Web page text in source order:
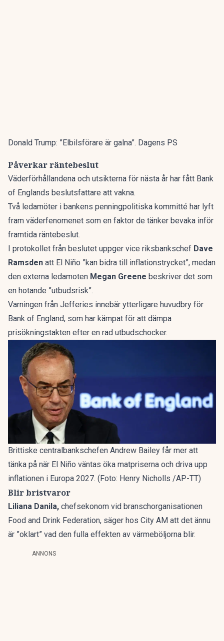
Donald Trump: ”Elbilsförare är galna”. Dagens PS
Påverkar räntebeslut
Väderförhållandena och utsikterna för nästa år har fått Bank
of Englands beslutsfattare att vakna.
Två ledamöter i bankens penningpolitiska kommitté har lyft
fram väderfenomenet som en faktor de tänker bevaka inför
framtida räntebeslut.
I protokollet från beslutet uppger vice riksbankschef Dave
Ramsden att El Niño ”kan bidra till inflationstrycket”, medan
den externa ledamoten Megan Greene beskriver det som
en hotande ”utbudsrisk”.
Varningen från Jefferies innebär ytterligare huvudbry för
Bank of England, som har kämpat för att dämpa
prisökningstakten efter en rad utbudschocker.
Brittiske centralbankschefen Andrew Bailey får mer att
tänka på när El Niño väntas öka matpriserna och driva upp
inflationen i Europa 2027. (Foto: Henry Nicholls /AP-TT)
Blir bristvaror
Liliana Danila, chefsekonom vid branschorganisationen
Food and Drink Federation, säger hos City AM att det ännu
är ”oklart” vad den fulla effekten av värmeböljorna blir.
ANNONS